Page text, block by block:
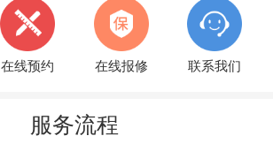
在线预约 在线报修 联系我们
服务流程